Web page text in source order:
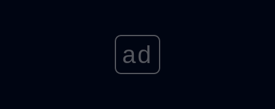
ad